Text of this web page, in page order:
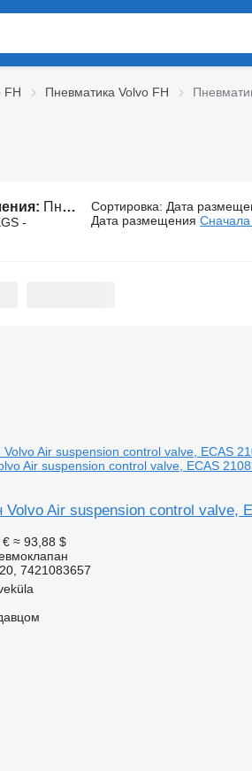
FH Пневматика Volvo FH
Пневматика Volvo FH для тягачей
-
Сортировка: Дата
Дата размещения Сначала
Air suspension control valve, ECAS
Volvo Air suspension control valve,
€ ≈ 93,88 $
7421083657